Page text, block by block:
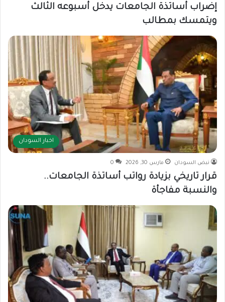
إضراب أساتذة الجامعات يدخل أسبوعه الثالث
ويتمسك بمطالب
اخبار السودان
نبض السودان مارس 30, 2026 0
قرار تاريخي بزيادة رواتب أساتذة الجامعات..
والنسبة مفاجأة